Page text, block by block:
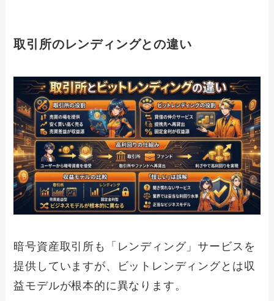
取引所のレンディングとの違い
暗号資産取引所も「レンディング」サービスを
提供していますが、ビットレンディングとは収
益モデルが根本的に異なります。